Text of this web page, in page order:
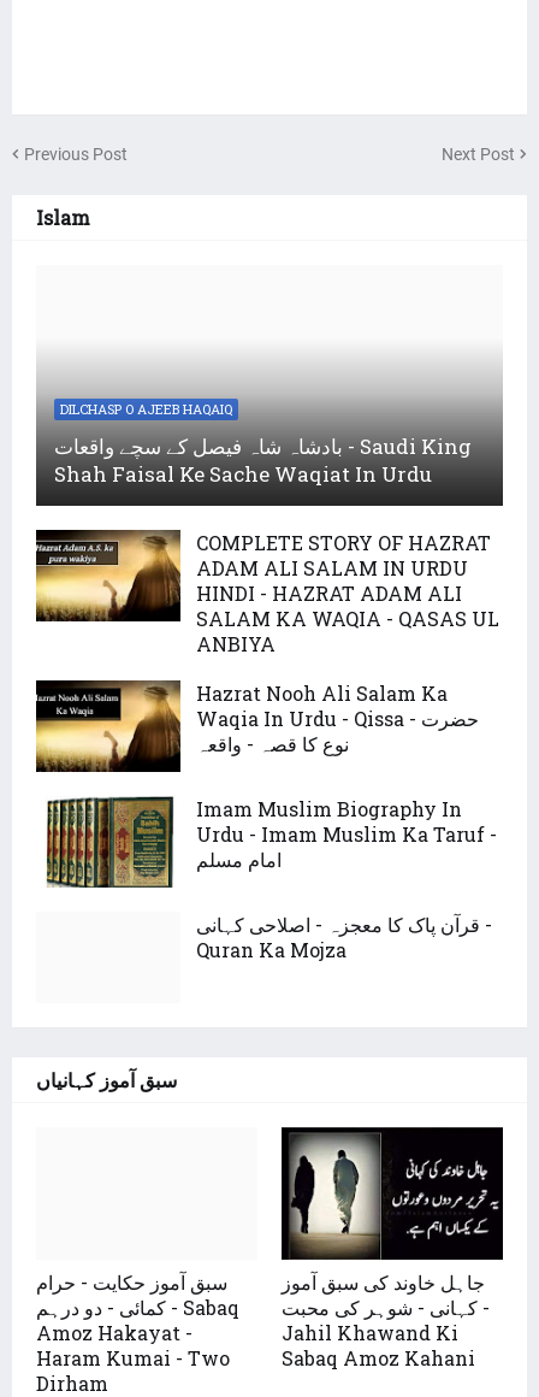
Previous Post Next Post
Islam
DILCHASP O AJEEB HAQAIQ
بادشاہ شاہ فیصل کے سچے واقعات - Saudi King
Shah Faisal Ke Sache Waqiat In Urdu
COMPLETE STORY OF HAZRAT
ADAM ALI SALAM IN URDU
HINDI - HAZRAT ADAM ALI
SALAM KA WAQIA - QASAS UL
ANBIYA
Hazrat Nooh Ali Salam Ka
Waqia In Urdu - Qissa - حضرت
نوع کا قصہ - واقعہ
Imam Muslim Biography In
Urdu - Imam Muslim Ka Taruf -
امام مسلم
قرآن پاک کا معجزہ - اصلاحی کہانی -
Quran Ka Mojza
سبق آموز کہانیاں
سبق آموز حکایت - حرام
کمائی - دو درہم - Sabaq
Amoz Hakayat -
Haram Kumai - Two
Dirham
جاہل خاوند کی سبق آموز
کہانی - شوہر کی محبت -
Jahil Khawand Ki
Sabaq Amoz Kahani